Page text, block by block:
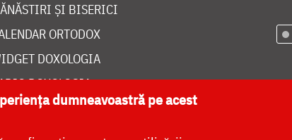
ȘI BISERICI
ORTODOX
DOXOLOGIA
DOXOLOGIA
dumneavoastră pe acest